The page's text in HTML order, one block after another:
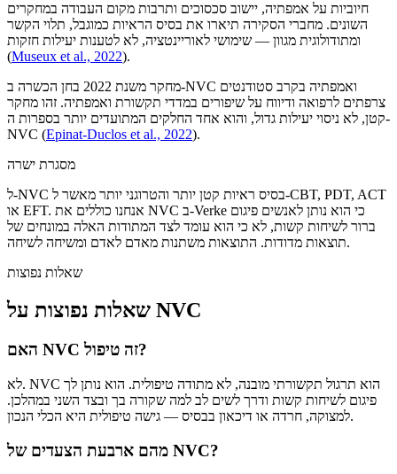
חיוביות על אמפתיה, יישוב סכסוכים ותרבות מקום העבודה במחקרים
השונים. מחברי הסקירה תיארו את בסיס הראיות כמוגבל, תלוי הקשר
ומתודולוגית מגוון — שימושי לאוריינטציה, לא לטענות יעילות חזקות
(Museux et al., 2022).
מחקר משנת 2022 בחן הכשרה ב-NVC ואמפתיה בקרב סטודנטים
צרפתים לרפואה ודיווח על שיפורים במדדי תקשורת ואמפתיה. זהו מחקר
קטן, לא ניסוי יעילות גדול, והוא אחד החלקים המתועדים יותר בספרות ה-
NVC (Epinat-Duclos et al., 2022).
מסגרת ישרה
ל-NVC בסיס ראיות קטן יותר והטרוגני יותר מאשר ל-CBT, PDT, ACT
או EFT. אנחנו כוללים את NVC ב-Verke כי הוא נותן לאנשים פיגום
ברור לשיחות קשות, לא כי הוא עומד לצד המתודות האלה במונחים של
תוצאות מדודות. התוצאות משתנות מאדם לאדם ומשיחה לשיחה.
שאלות נפוצות
שאלות נפוצות על NVC
האם NVC זה טיפול?
לא. NVC הוא תרגול תקשורתי מובנה, לא מתודה טיפולית. הוא נותן לך
פיגום לשיחות קשות ודרך לשים לב למה שקורה בך ובצד השני במהלכן.
למצוקה, חרדה או דיכאון בבסיס — גישה טיפולית היא הכלי הנכון.
מהם ארבעת הצעדים של NVC?